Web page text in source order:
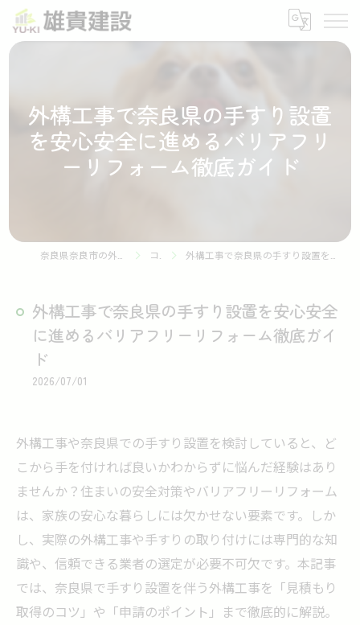
外構工事で奈良県の手すり設置
を安心安全に進めるバリアフリ
ーリフォーム徹底ガイド
コラム 外構工事で奈良県の手すり設置を安心安全に進めるバリアフリーリフォーム徹底ガイド
外構工事で奈良県の手すり設置を安心安全
に進めるバリアフリーリフォーム徹底ガイ
ド
2026/07/01
外構工事や奈良県での手すり設置を検討していると、ど
こから手を付ければ良いかわからずに悩んだ経験はあり
ませんか？住まいの安全対策やバリアフリーリフォーム
は、家族の安心な暮らしには欠かせない要素です。しか
し、実際の外構工事や手すりの取り付けには専門的な知
識や、信頼できる業者の選定が必要不可欠です。本記事
では、奈良県で手すり設置を伴う外構工事を「見積もり
取得のコツ」や「申請のポイント」まで徹底的に解説。